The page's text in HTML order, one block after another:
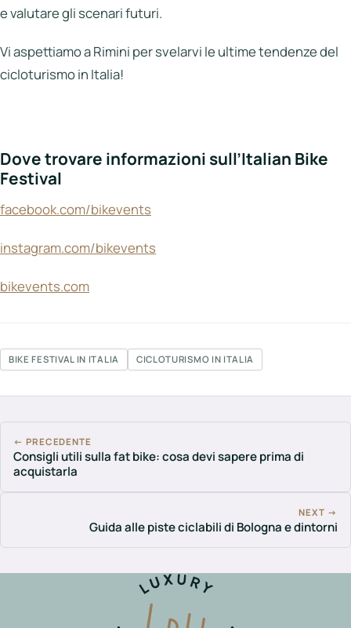
e valutare gli scenari futuri.
Vi aspettiamo a Rimini per svelarvi le ultime tendenze del
cicloturismo in Italia!
Dove trovare informazioni sull’Italian Bike
Festival
facebook.com/bikevents
instagram.com/bikevents
bikevents.com
BIKE FESTIVAL IN ITALIA CICLOTURISMO IN ITALIA
← PRECEDENTE
Consigli utili sulla fat bike: cosa devi sapere prima di
acquistarla
NEXT →
Guida alle piste ciclabili di Bologna e dintorni